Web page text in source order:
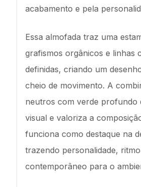
acabamento e pela
Essa almofada traz uma
grafismos orgânicos e linhas
definidas, criando um
cheio de movimento. A
neutros com verde profundo
visual e valoriza a
funciona como destaque na
trazendo personalidade,
contemporâneo para o